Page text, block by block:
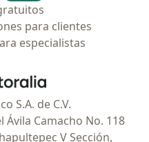
para clientes
especialistas
- Página de inicio
S.A. de C.V.
Camacho No. 118
V Sección,